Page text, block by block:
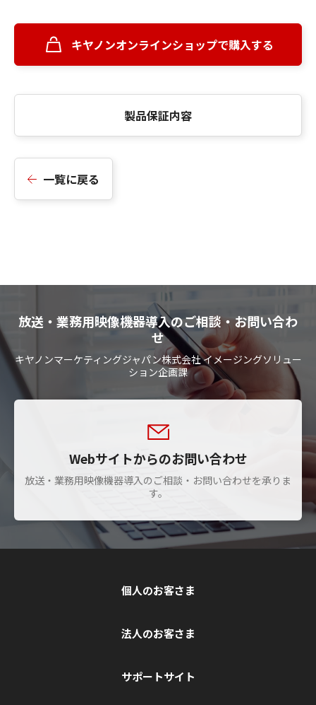
キヤノンオンラインショップで購入する
製品保証内容
一覧に戻る
放送・業務用映像機器導入のご相談・お問い合わ
せ
キヤノンマーケティングジャパン株式会社 イメージングソリュー
ション企画課
Webサイトからのお問い合わせ
放送・業務用映像機器導入のご相談・お問い合わせを承りま
す。
個人のお客さま
法人のお客さま
サポートサイト